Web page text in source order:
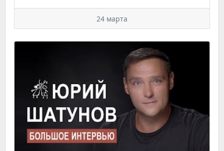
24 марта